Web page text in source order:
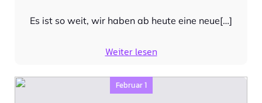
Es ist so weit, wir haben ab heute eine neue[…]
Weiter lesen
Februar 1